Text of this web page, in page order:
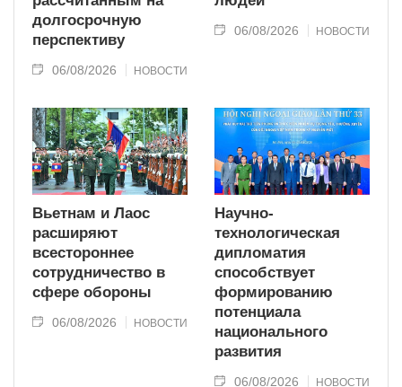
долгосрочную
перспективу
06/08/2026 НОВОСТИ
06/08/2026 НОВОСТИ
Вьетнам и Лаос
расширяют
всестороннее
сотрудничество в
сфере обороны
06/08/2026 НОВОСТИ
Научно-
технологическая
дипломатия
способствует
формированию
потенциала
национального
развития
06/08/2026 НОВОСТИ